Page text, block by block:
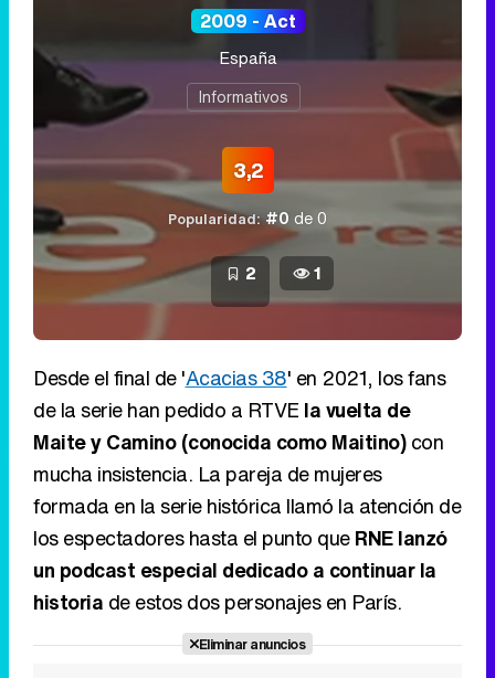
2009 - Act
España
Informativos
3,2
Popularidad: #0 de 0
2 1
Desde el final de 'Acacias 38' en 2021, los fans
de la serie han pedido a RTVE la vuelta de
Maite y Camino (conocida como Maitino)con
mucha insistencia. La pareja de mujeres
formada en la serie histórica llamó la atención de
los espectadores hasta el punto queRNE lanzó
un podcast especial dedicado a continuar la
historia de estos dos personajes en París.
Eliminar anuncios